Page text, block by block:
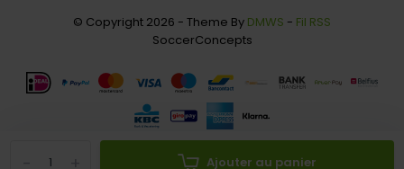
Ajouter au panier
© Copyright 2026 - Theme By DMWS - Fil RSS
SoccerConcepts